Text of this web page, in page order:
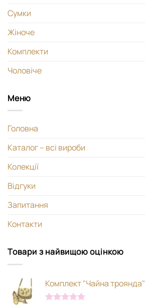
Сумки
Жіноче
Комплекти
Чоловіче
Меню
Головна
Каталог – всі вироби
Колекції
Відгуки
Запитання
Контакти
Товари з найвищою оцінкою
Комплект "Чайна троянда"